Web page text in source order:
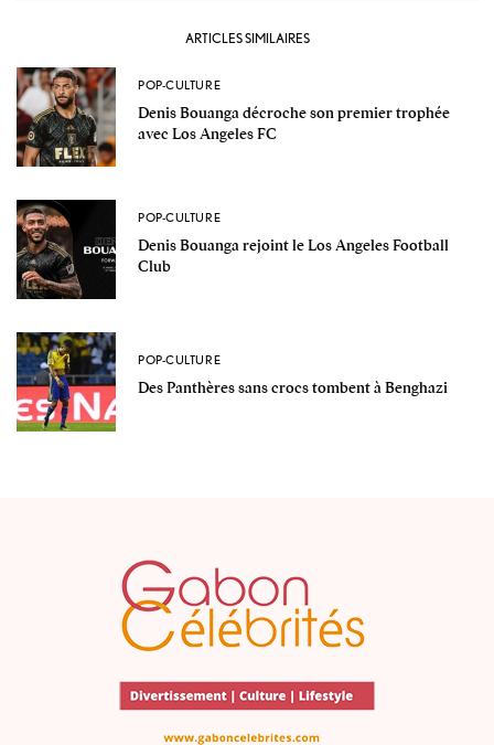
ARTICLES SIMILAIRES
POP-CULTURE
Denis Bouanga décroche son premier trophée
avec Los Angeles FC
POP-CULTURE
Denis Bouanga rejoint le Los Angeles Football
Club
POP-CULTURE
Des Panthères sans crocs tombent à Benghazi